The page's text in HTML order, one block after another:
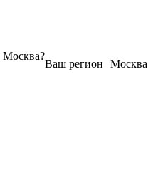
Москва
Ваш регион
Москва?